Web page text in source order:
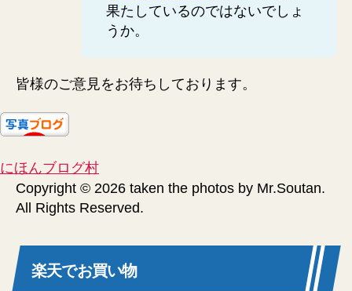
果たしているのではないでしょ
うか。
皆様のご意見をお待ちしております。
にほんブログ村
Copyright © 2026 taken the photos by Mr.Soutan.
All Rights Reserved.
楽天でお買い物